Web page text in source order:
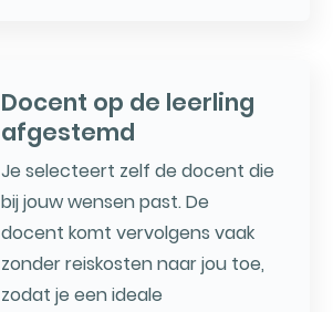
Docent op de leerling
afgestemd
Je selecteert zelf de docent die
bij jouw wensen past. De
docent komt vervolgens vaak
zonder reiskosten naar jou toe,
zodat je een ideale